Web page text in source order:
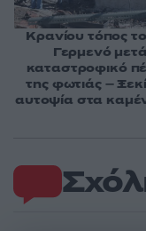
Κρανίου τόπος
Γερμενό
καταστροφικό
της φωτιάς –
αυτοψία στα